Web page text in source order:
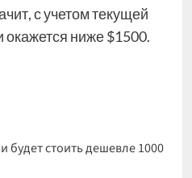
с учетом текущей
окажется ниже $1500.
будет стоить дешевле 1000